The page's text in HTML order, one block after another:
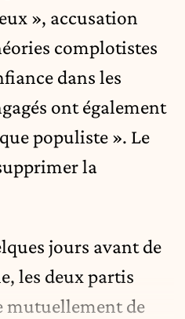
», accusation
complotistes
dans les
ont également
populiste ». Le
la
jours avant de
les deux partis
mutuellement de